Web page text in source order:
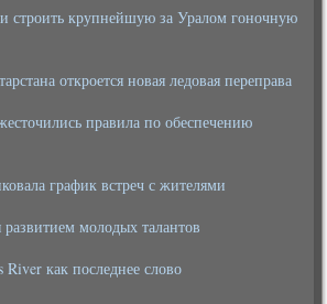
строить крупнейшую за Уралом гоночную
откроется новая ледовая переправа
правила по обеспечению
график встреч с жителями
развитием молодых талантов
как последнее слово